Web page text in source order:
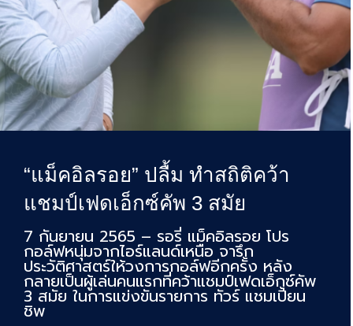
“แม็คอิลรอย” ปลื้ม ทำสถิติคว้า
แชมป์เฟดเอ็กซ์คัพ 3 สมัย
7 กันยายน 2565 – รอรี่ แม็คอิลรอย โปร
กอล์ฟหนุ่มจากไอร์แลนด์เหนือ จารึก
ประวัติศาสตร์ให้วงการกอล์ฟอีกครั้ง หลัง
กลายเป็นผู้เล่นคนแรกที่คว้าแชมป์เฟดเอ็กซ์คัพ
3 สมัย ในการแข่งขันรายการ ทัวร์ แชมเปี้ยน
ชิพ